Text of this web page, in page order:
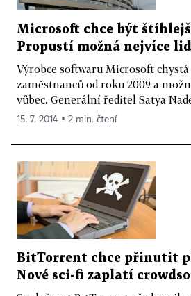
Microsoft chce být
Propustí možná nejvíce
Výrobce softwaru Microsoft
zaměstnanců od roku 2009 a
vůbec. Generální ředitel Satya
15. 7. 2014 ▪ 2 min. čtení
BitTorrent chce přinutit
Nové sci-fi zaplatí